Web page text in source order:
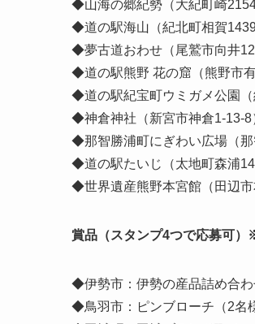
◆山海の郷紀勢（大紀町崎
◆道の駅海山（紀北町相賀
◆夢古道おわせ（尾鷲市向井12-
◆道の駅熊野 花の窟（熊野市有
◆道の駅紀宝町ウミガメ公園（
◆神倉神社（新宮市神倉1-13-8
◆那智勝浦町にぎわい広場（那
◆道の駅たいじ（太地町森浦
◆世界遺産熊野本宮館（田辺市
賞品（スタンプ4つで応募可
◆伊勢市：伊勢の産品詰め合わ
◆鳥羽市：ピンブローチ（2名